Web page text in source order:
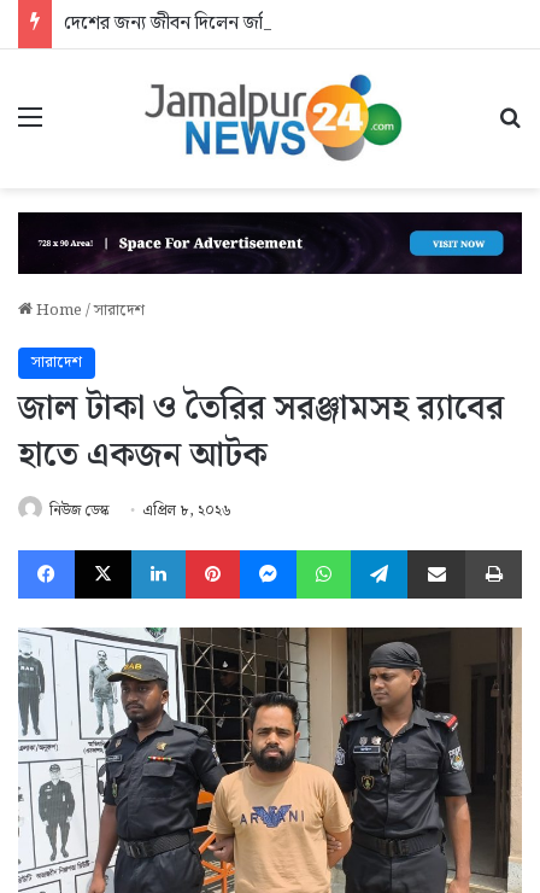
দেশের জন্য জীবন দিলেন জসিম: আশ্রয়হীন শহীদের পরিবার
Menu
Home/সারাদেশ
সারাদেশ
জাল টাকা ও তৈরির সরঞ্জামসহ র‌্যাবের
হাতে একজন আটক
নিউজ ডেস্ক এপ্রিল ৮, ২০২৬
Facebook
X LinkedInPinterestMessengerWhatsAppTelegramShare via Email